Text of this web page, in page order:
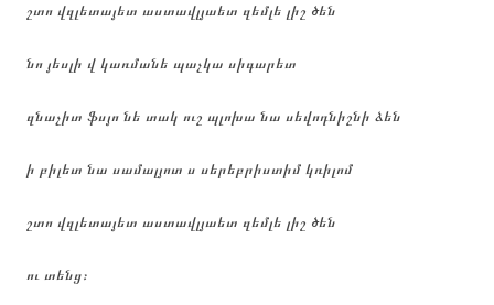
շտո վզլետայետ աստավլյաետ զեմլե լիշ ծեն
նո յեսլի վ կառմանե պաչկա սիգարետ
զնաչիտ ֆսյո նե տակ ուշ պլոխա նա սեվոդնիշնի ձեն
ի բիլետ նա սամալյոտ ս սերեբրիստիմ կռիլոմ
շտո վզլետայետ աստավլյաետ զեմլե լիշ ծեն
ու տենց։